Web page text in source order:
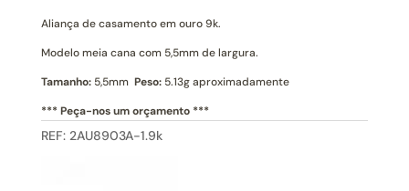
Cana
9k
Aliança de casamento em ouro 9k.
Modelo meia cana com 5,5mm de largura.
Tamanho:5,5mm Peso:5.13g aproximadamente
*** Peça-nos um orçamento ***
REF: 2AU8903A-1.9k